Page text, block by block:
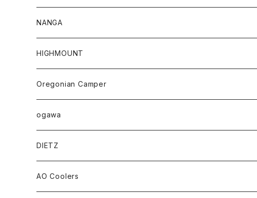
NANGA
HIGHMOUNT
Oregonian Camper
ogawa
DIETZ
AO Coolers